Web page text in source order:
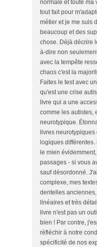
normale et toute ma
tout fait pour
métier et je me suis
beaucoup et des
chose. Déjà décrire
à-dire non
avec la tempête
chaos c'est la
Faites le test avec
qu'est une crise
livre qui a une
comme les autistes,
neurotypique.
livres
logiques
le mien
passages - si vous
sauf désordonné.
complexe, mes
dentelles
linéaires et très
livre n'est pas un
bien ! Par contre,
réfléchir à notre
spécificité de nos